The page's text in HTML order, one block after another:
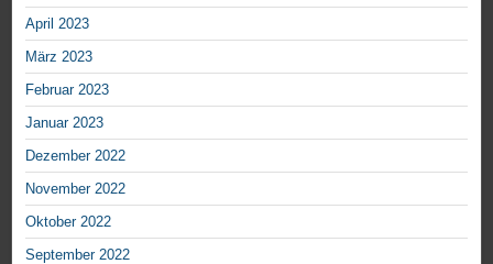
April 2023
März 2023
Februar 2023
Januar 2023
Dezember 2022
November 2022
Oktober 2022
September 2022